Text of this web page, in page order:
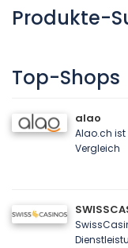
Produkte-
Top-Shops
alao
Alao.ch
Vergleich